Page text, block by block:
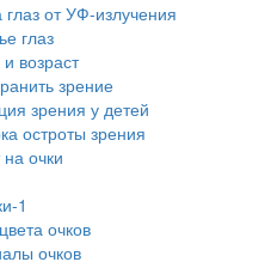
от УФ-излучения
глаз
возраст
зрение
зрения у детей
остроты зрения
очки
1
очков
очков